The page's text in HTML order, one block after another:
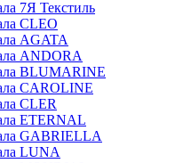
7Я Текстиль
CLEO
AGATA
ANDORA
BLUMARINE
CAROLINE
CLER
ETERNAL
GABRIELLA
LUNA